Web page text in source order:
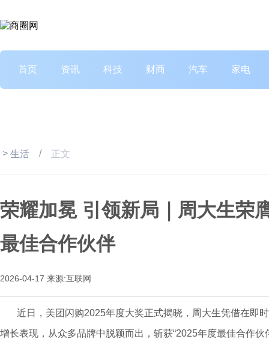
首页 资讯 科技 财商 汽车 家电
> 生活 / 正文
荣耀加冕 引领新局｜周大生荣
最佳合作伙伴
2026-04-17 来源:互联网
近日，美团闪购2025年度大奖正式揭晓，周大生凭借在即
增长表现，从众多品牌中脱颖而出，斩获“2025年度最佳合作